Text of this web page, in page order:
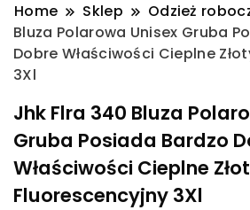
Home Sklep Odzież
Bluza Polarowa Unisex Gruba
Dobre Właściwości Cieplne
3Xl
Jhk Flra 340 Bluza
Gruba Posiada Bardzo
Właściwości Cieplne
Fluorescencyjny 3Xl